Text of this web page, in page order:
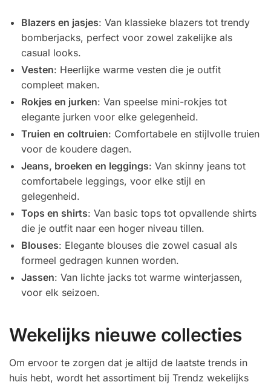
Blazers en jasjes: Van klassieke blazers tot trendy
bomberjacks, perfect voor zowel zakelijke als
casual looks.
Vesten: Heerlijke warme vesten die je outfit
compleet maken.
Rokjes en jurken: Van speelse mini-rokjes tot
elegante jurken voor elke gelegenheid.
Truien en coltruien: Comfortabele en stijlvolle truien
voor de koudere dagen.
Jeans, broeken en leggings: Van skinny jeans tot
comfortabele leggings, voor elke stijl en
gelegenheid.
Tops en shirts: Van basic tops tot opvallende shirts
die je outfit naar een hoger niveau tillen.
Blouses: Elegante blouses die zowel casual als
formeel gedragen kunnen worden.
Jassen: Van lichte jacks tot warme winterjassen,
voor elk seizoen.
Wekelijks nieuwe collecties
Om ervoor te zorgen dat je altijd de laatste trends in
huis hebt, wordt het assortiment bij Trendz wekelijks